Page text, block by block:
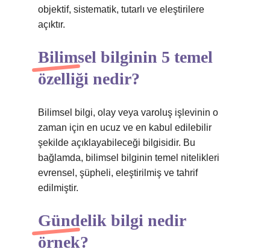
objektif, sistematik, tutarlı ve eleştirilere
açıktır.
Bilimsel bilginin 5 temel
özelliği nedir?
Bilimsel bilgi, olay veya varoluş işlevinin o
zaman için en ucuz ve en kabul edilebilir
şekilde açıklayabileceği bilgisidir. Bu
bağlamda, bilimsel bilginin temel nitelikleri
evrensel, şüpheli, eleştirilmiş ve tahrif
edilmiştir.
Gündelik bilgi nedir
örnek?